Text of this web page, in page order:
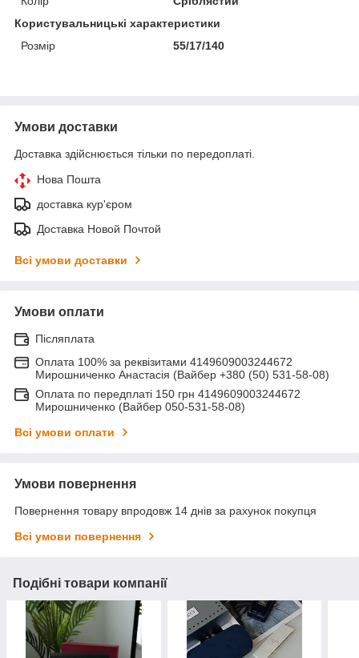
Користувальницькі характеристики
Розмір
55/17/140
Умови доставки
Доставка здійснюється тільки по передоплаті.
Нова Пошта
доставка кур'єром
Доставка Новой Почтой
Всі умови доставки
Умови оплати
Післяплата
Оплата 100% за реквізитами 4149609003244672
Мирошниченко Анастасія (Вайбер +380 (50) 531-58-08)
Оплата по передплаті 150 грн 4149609003244672
Мирошниченко (Вайбер 050-531-58-08)
Всі умови оплати
Умови повернення
Повернення товару впродовж 14 днів за рахунок покупця
Всі умови повернення
Подібні товари компанії